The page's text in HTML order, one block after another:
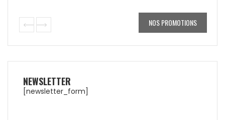
NOS PROMOTIONS
NEWSLETTER
[newsletter_form]